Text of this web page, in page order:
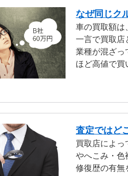
なぜ同じク
車の買取額は
一言で買取店
業種が混ざっ
ほど高値で買
査定ではど
買取店によっ
やへこみ・色
修復歴の有無